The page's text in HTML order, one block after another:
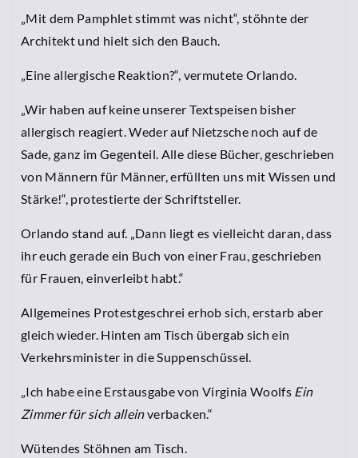
„Mit dem Pamphlet stimmt was nicht“, stöhnte der
Architekt und hielt sich den Bauch.
„Eine allergische Reaktion?“, vermutete Orlando.
„Wir haben auf keine unserer Textspeisen bisher
allergisch reagiert. Weder auf Nietzsche noch auf de
Sade, ganz im Gegenteil. Alle diese Bücher, geschrieben
von Männern für Männer, erfüllten uns mit Wissen und
Stärke!“, protestierte der Schriftsteller.
Orlando stand auf. „Dann liegt es vielleicht daran, dass
ihr euch gerade ein Buch von einer Frau, geschrieben
für Frauen, einverleibt habt.“
Allgemeines Protestgeschrei erhob sich, erstarb aber
gleich wieder. Hinten am Tisch übergab sich ein
Verkehrsminister in die Suppenschüssel.
„Ich habe eine Erstausgabe von Virginia Woolfs Ein
Zimmer für sich alleinverbacken.“
Wütendes Stöhnen am Tisch.